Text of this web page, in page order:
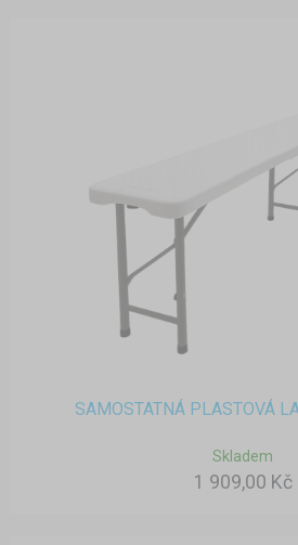
SAMOSTATNÁ PLASTOVÁ
Skladem
1 909,00 Kč